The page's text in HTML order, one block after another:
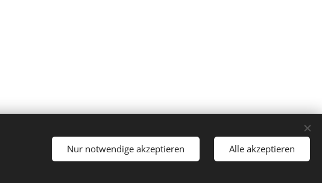
Nur notwendige akzeptieren Alle akzeptieren